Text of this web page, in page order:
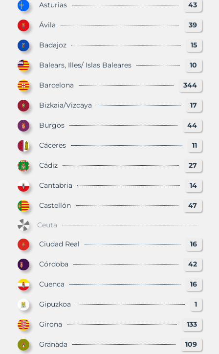
Asturias 43
Ávila 39
Badajoz 15
Balears, Illes/ Islas Baleares 10
Barcelona 344
Bizkaia/Vizcaya 17
Burgos 44
Cáceres 11
Cádiz 27
Cantabria 14
Castellón 47
Ceuta
Ciudad Real 16
Córdoba 42
Cuenca 16
Gipuzkoa 1
Girona 133
Granada 109